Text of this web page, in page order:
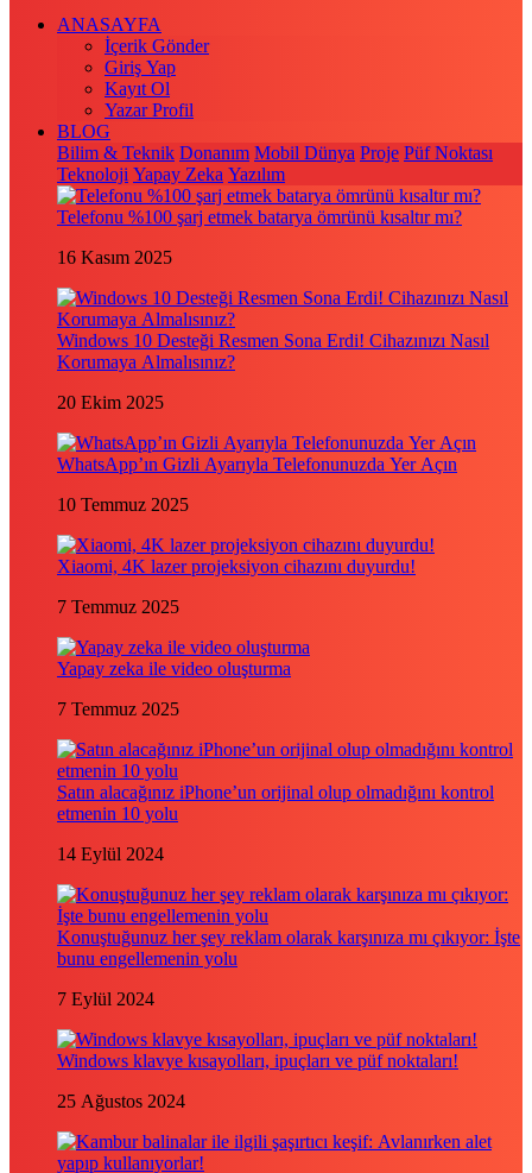
ANASAYFA
İçerik Gönder
Giriş Yap
Kayıt Ol
Yazar Profil
BLOG
Bilim & Teknik Donanım Mobil Dünya Proje Püf Noktası
Teknoloji Yapay Zeka Yazılım
Telefonu %100 şarj etmek batarya ömrünü kısaltır mı?
16 Kasım 2025
Windows 10 Desteği Resmen Sona Erdi! Cihazınızı Nasıl
Korumaya Almalısınız?
20 Ekim 2025
WhatsApp’ın Gizli Ayarıyla Telefonunuzda Yer Açın
10 Temmuz 2025
Xiaomi, 4K lazer projeksiyon cihazını duyurdu!
7 Temmuz 2025
Yapay zeka ile video oluşturma
7 Temmuz 2025
Satın alacağınız iPhone’un orijinal olup olmadığını kontrol
etmenin 10 yolu
14 Eylül 2024
Konuştuğunuz her şey reklam olarak karşınıza mı çıkıyor: İşte
bunu engellemenin yolu
7 Eylül 2024
Windows klavye kısayolları, ipuçları ve püf noktaları!
25 Ağustos 2024